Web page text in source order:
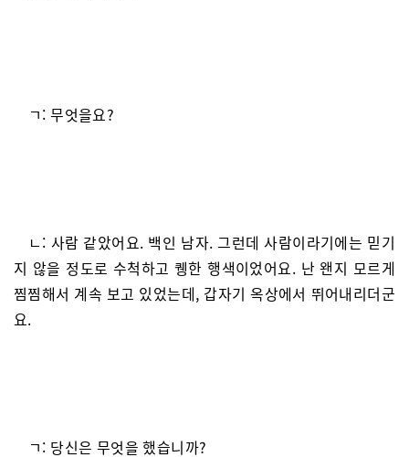
ㄱ: 무엇을요?
ㄴ: 사람 같았어요. 백인 남자. 그런데 사람이라기에는 믿기
지 않을 정도로 수척하고 퀭한 행색이었어요. 난 왠지 모르게
찜찜해서 계속 보고 있었는데, 갑자기 옥상에서 뛰어내리더군
요.
ㄱ: 당신은 무엇을 했습니까?